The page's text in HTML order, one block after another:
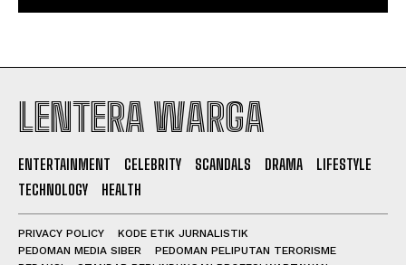
LENTERA WARGA
ENTERTAINMENT CELEBRITY SCANDALS DRAMA
LIFESTYLE
TECHNOLOGY
HEALTH
PRIVACY POLICY
KODE ETIK JURNALISTIK
PEDOMAN MEDIA SIBER
PEDOMAN PELIPUTAN TERORISME